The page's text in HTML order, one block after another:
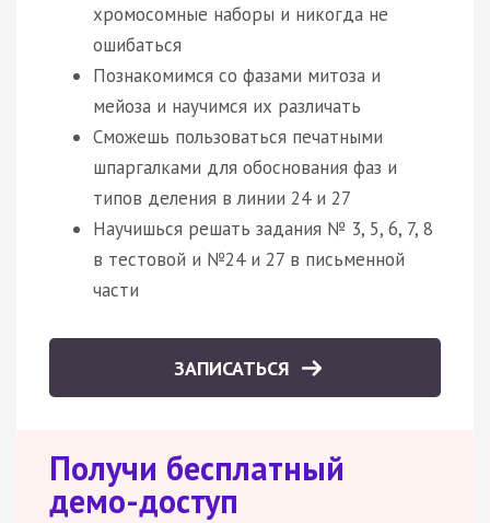
хромосомные наборы и никогда не
ошибаться
Познакомимся со фазами митоза и
мейоза и научимся их различать
Сможешь пользоваться печатными
шпаргалками для обоснования фаз и
типов деления в линии 24 и 27
Научишься решать задания № 3, 5, 6, 7, 8
в тестовой и №24 и 27 в письменной
части
ЗАПИСАТЬСЯ
Получи бесплатный
демо-доступ